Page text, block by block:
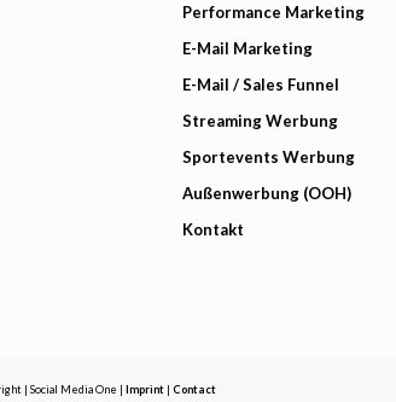
Performance Marketing
E-Mail Marketing
E-Mail / Sales Funnel
Streaming Werbung
Sportevents Werbung
Außenwerbung (OOH)
Kontakt
| Social Media One | Imprint | Contact